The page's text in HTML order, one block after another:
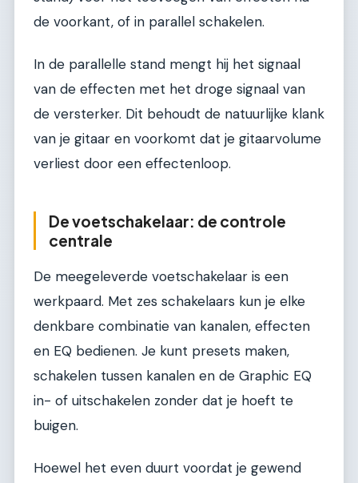
de voorkant, of in parallel schakelen.
In de parallelle stand mengt hij het signaal
van de effecten met het droge signaal van
de versterker. Dit behoudt de natuurlijke klank
van je gitaar en voorkomt dat je gitaarvolume
verliest door een effectenloop.
De voetschakelaar: de controle
centrale
De meegeleverde voetschakelaar is een
werkpaard. Met zes schakelaars kun je elke
denkbare combinatie van kanalen, effecten
en EQ bedienen. Je kunt presets maken,
schakelen tussen kanalen en de Graphic EQ
in- of uitschakelen zonder dat je hoeft te
buigen.
Hoewel het even duurt voordat je gewend